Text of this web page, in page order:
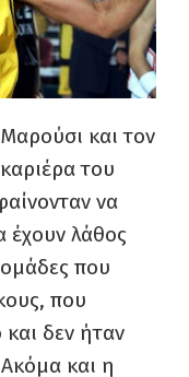
και τον
του
να
έχουν λάθος
ομάδες που
που
δεν ήταν
και η